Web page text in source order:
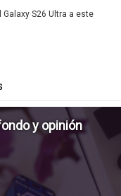
S26 Ultra a este
y opinión